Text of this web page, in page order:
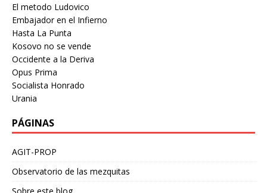
El metodo Ludovico
Embajador en el Infierno
Hasta La Punta
Kosovo no se vende
Occidente a la Deriva
Opus Prima
Socialista Honrado
Urania
PÁGINAS
AGIT-PROP
Observatorio de las mezquitas